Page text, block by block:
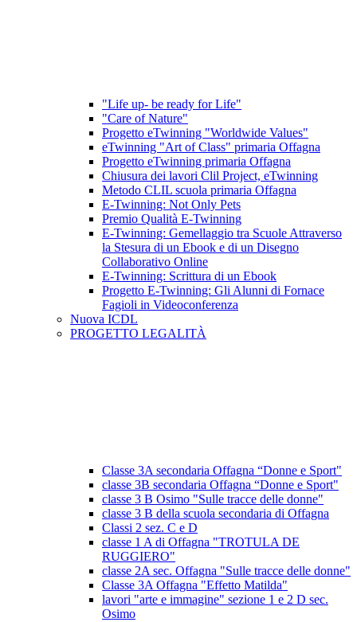
"Life up- be ready for Life"
"Care of Nature"
Progetto eTwinning "Worldwide Values"
eTwinning "Art of Class" primaria Offagna
Progetto eTwinning primaria Offagna
Chiusura dei lavori Clil Project, eTwinning
Metodo CLIL scuola primaria Offagna
E-Twinning: Not Only Pets
Premio Qualità E-Twinning
E-Twinning: Gemellaggio tra Scuole Attraverso
la Stesura di un Ebook e di un Disegno
Collaborativo Online
E-Twinning: Scrittura di un Ebook
Progetto E-Twinning: Gli Alunni di Fornace
Fagioli in Videoconferenza
Nuova ICDL
PROGETTO LEGALITÀ
Classe 3A secondaria Offagna “Donne e Sport"
classe 3B secondaria Offagna “Donne e Sport"
classe 3 B Osimo "Sulle tracce delle donne"
classe 3 B della scuola secondaria di Offagna
Classi 2 sez. C e D
classe 1 A di Offagna "TROTULA DE
RUGGIERO"
classe 2A sec. Offagna "Sulle tracce delle donne"
Classe 3A Offagna "Effetto Matilda"
lavori "arte e immagine" sezione 1 e 2 D sec.
Osimo